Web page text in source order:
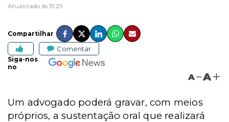
Atualizado às 15:29
Compartilhar
Comentar
Siga-nos
no
A A
Um advogado poderá gravar, com meios
próprios, a sustentação oral que realizará